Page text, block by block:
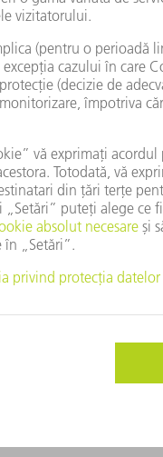
individuale și a
la domeniul